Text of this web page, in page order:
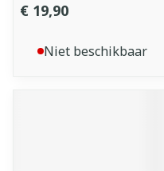
€ 19,90
Niet beschikbaar